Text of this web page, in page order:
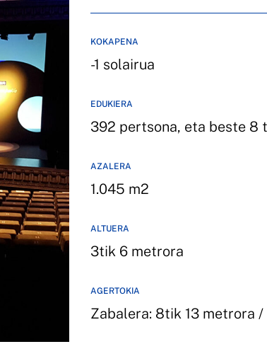
KOKAPENA
-1 solairua
EDUKIERA
392 pertsona, eta beste 8
AZALERA
1.045 m2
ALTUERA
3tik 6 metrora
AGERTOKIA
Zabalera: 8tik 13 metrora